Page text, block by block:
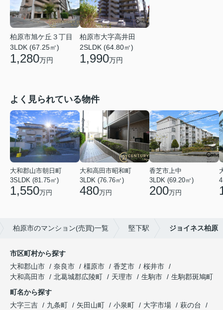
柏原市旭ケ丘３丁目
3LDK (67.25㎡)
1,280万円
柏原市大字高井田
2SLDK (64.80㎡)
1,990万円
よく見られている物件
大和郡山市朝日町
3SLDK (81.75㎡)
1,550万円
大和高田市昭和町
3LDK (76.76㎡)
480万円
香芝市上中
3LDK (69.20㎡)
200万円
柏原市のマンション(売買)一覧 堅下駅 ジョイネス柏原
市区町村から探す
大和郡山市
奈良市 橿原市 香芝市
桜井市
大和高田市
北葛城郡広陵町 天理市 生駒市
生駒郡斑鳩町
町名から探す
大字三吉
九条町 矢田山町 小泉町 大字市場
萩の台